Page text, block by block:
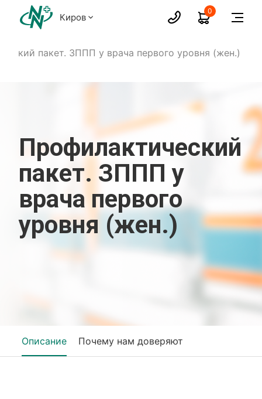
Киров
0
пакет. ЗППП у врача первого уровня (жен.)
Профилактический
пакет. ЗППП у
врача первого
уровня (жен.)
Описание Почему нам доверяют